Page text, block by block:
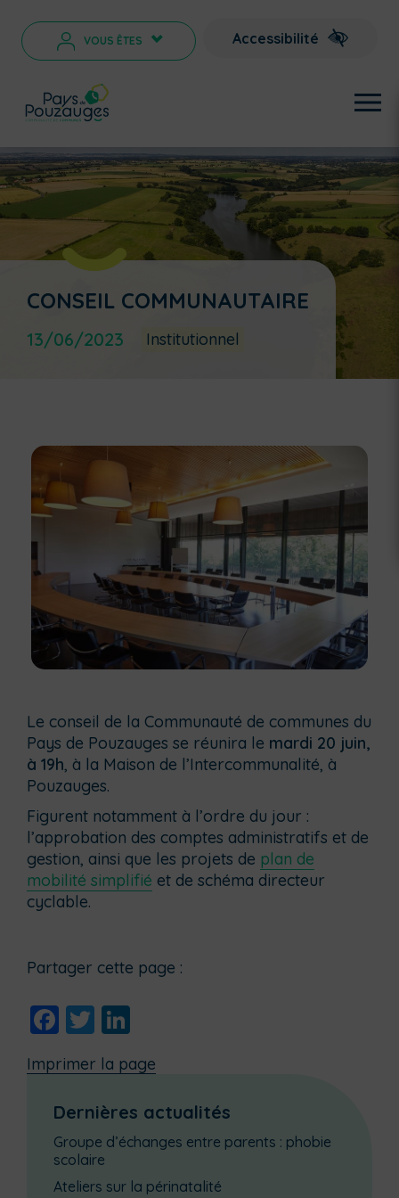
VOUS ÊTES > Accessibilité
CONSEIL COMMUNAUTAIRE
13/06/2023 Institutionnel
Le conseil de la Communauté de communes du
Pays de Pouzauges se réunira le mardi 20 juin,
à 19h, à la Maison de l’Intercommunalité, à
Pouzauges.
Figurent notamment à l’ordre du jour :
l’approbation des comptes administratifs et de
gestion, ainsi que les projets de plan de
mobilité simplifié et de schéma directeur
cyclable.
Partager cette page :
Facebook
Twitter
Imprimer la page
Dernières actualités
Groupe d’échanges entre parents : phobie
scolaire
Ateliers sur la périnatalité